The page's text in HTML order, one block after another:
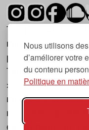
Nous utilisons
d’améliorer votre
du contenu
Politique en
Tsugi est un
musique et les
première parution
Tsugi en japonais
», ce qui
magazine, à
musicales,
électronique, du